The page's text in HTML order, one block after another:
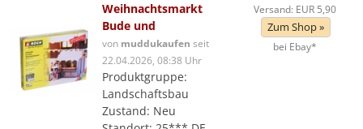
Weihnachtsmarkt
Bude und
von muddukaufen seit
22.04.2026, 08:38 Uhr
Produktgruppe:
Landschaftsbau
Zustand: Neu
Versand: EUR 5,90
Zum Shop »
bei Ebay*